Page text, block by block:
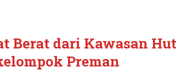
Berat dari Kawasan
Preman